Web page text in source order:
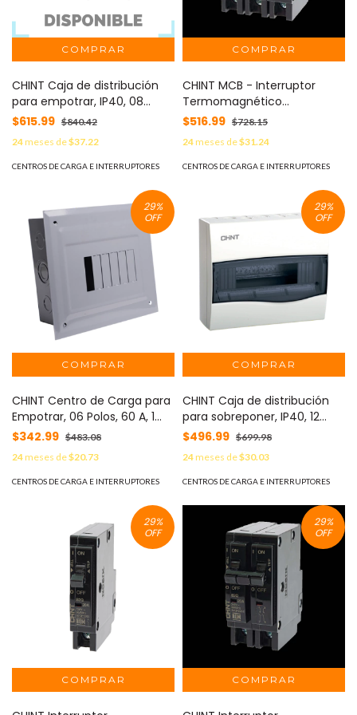
CHINT Caja de distribución
para empotrar, IP40, 08
módulos (SKU: 8101006)
MOD: CD40E08
$615.99 $840.42
24meses de$37.22
CENTROS DE CARGA E INTERRUPTORES
CHINT MCB - Interruptor
Termomagnético
Enchufable, Serie: B2Q, 3P,
40A, 240V (SKU:1002299)
MOD: B2QP340E
$516.99 $728.15
24meses de$31.24
CENTROS DE CARGA E INTERRUPTORES
29%
OFF
CHINT Centro de Carga para
Empotrar, 06 Polos, 60 A, 1
Fase 3 Hilos, 120/240 V AC,
60Hz MOD: C2Q06E
$342.99 $483.08
24meses de$20.73
CENTROS DE CARGA E INTERRUPTORES
29%
OFF
CHINT Caja de distribución
para sobreponer, IP40, 12
módulos (SKU: 8101007)
MOD: CD40S12
$496.99 $699.98
24meses de$30.03
CENTROS DE CARGA E INTERRUPTORES
29%
OFF
29%
OFF